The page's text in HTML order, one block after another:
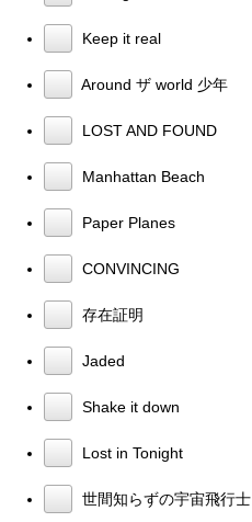
Keep it real
Around ザ world 少年
LOST AND FOUND
Manhattan Beach
Paper Planes
CONVINCING
存在証明
Jaded
Shake it down
Lost in Tonight
世間知らずの宇宙飛行士